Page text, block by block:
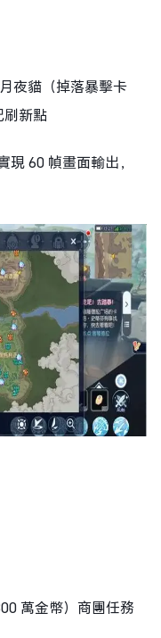
夜貓（掉落暴擊卡
刷新點
60 幀畫面輸出，
萬金幣）商團任務